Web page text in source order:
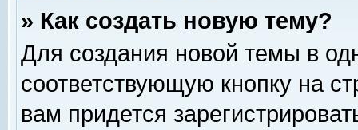
» Как создать новую тему?
Для создания новой темы в
соответствующую кнопку на
вам придется